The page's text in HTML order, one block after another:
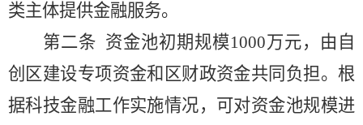
类主体提供金融服务。
第二条 资金池初期规模1000万元，由自
创区建设专项资金和区财政资金共同负担。根
据科技金融工作实施情况，可对资金池规模进